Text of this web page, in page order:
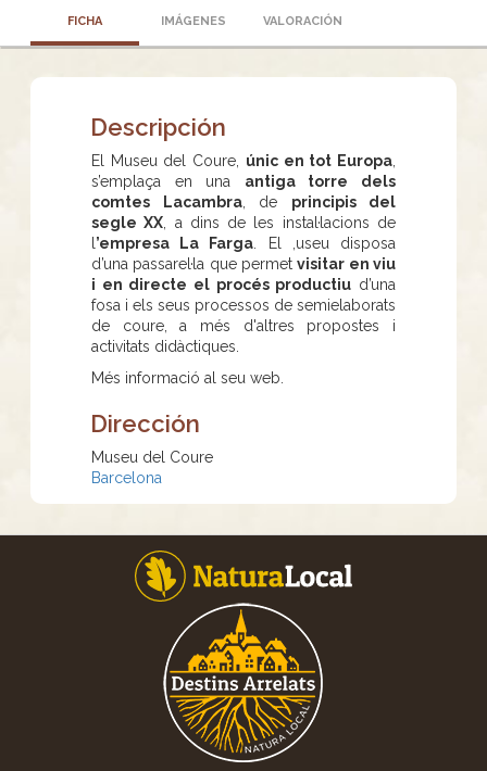
FICHA IMÁGENES VALORACIÓN
Descripción
El Museu del Coure, únic en tot Europa
s’emplaça en una antiga torre dels
comtes Lacambra, de principis del
segle XX , a dins de les instal·lacions de
’empresa La Farga . El ,useu disposa
d’una passarel·la que permetvisitar en viu
i en directe el procés productiu d’una
fosa i els seus processos de semielaborats
de coure, a més d'altres propostes i
activitats didàctiques.
Més informació al seu web.
Dirección
Museu del Coure
Barcelona